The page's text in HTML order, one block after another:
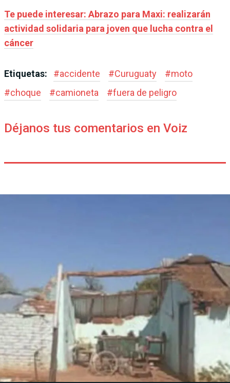
Te puede interesar: Abrazo para Maxi: realizarán
actividad solidaria para joven que lucha contra el
cáncer
Etiquetas: #accidente #Curuguaty #moto
#choque #camioneta #fuera de peligro
Déjanos tus comentarios en Voiz